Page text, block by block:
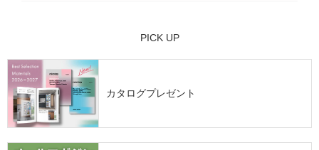
PICK UP
カタログプレゼント